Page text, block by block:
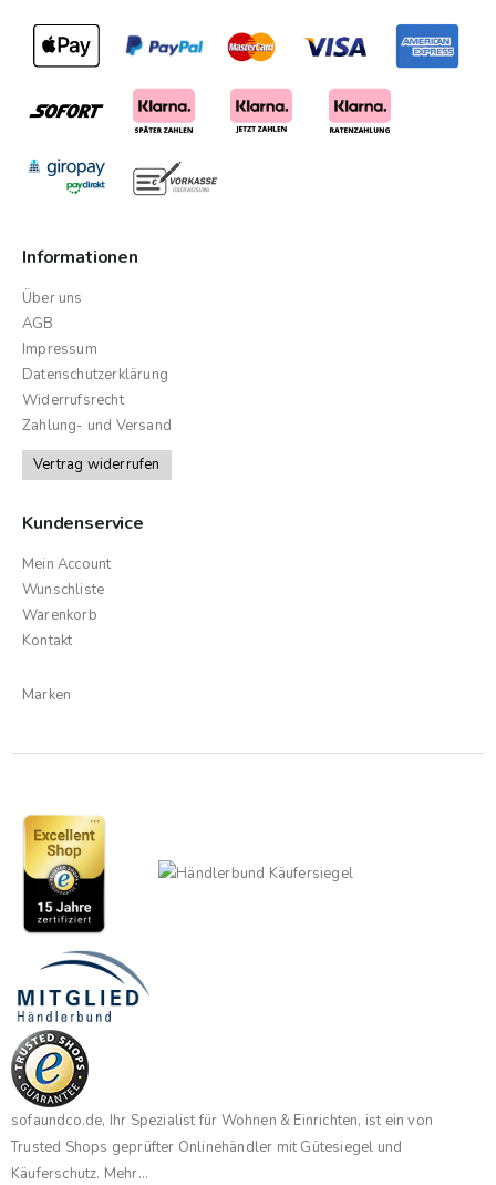
Informationen
Über uns
AGB
Impressum
Datenschutzerklärung
Widerrufsrecht
Zahlung- und Versand
Vertrag widerrufen
Kundenservice
Mein Account
Wunschliste
Warenkorb
Kontakt
Marken
sofaundco.de, Ihr Spezialist für Wohnen & Einrichten, ist ein von
Trusted Shops geprüfter Onlinehändler mit Gütesiegel und
Käuferschutz. Mehr...